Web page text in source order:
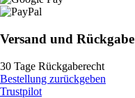
Versand und Rückgabe
30 Tage Rückgaberecht
Bestellung zurückgeben
Trustpilot